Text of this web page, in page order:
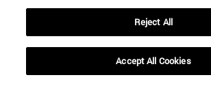
Reject All
Accept All Cookies